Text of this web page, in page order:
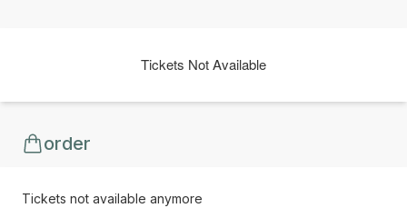
Tickets Not Available
order
Tickets not available anymore